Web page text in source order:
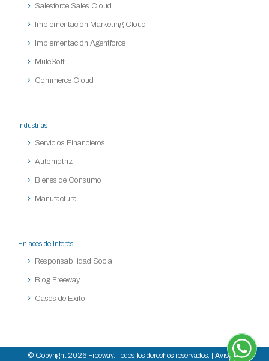
Salesforce Sales Cloud
Implementación Marketing Cloud
Implementación Agentforce
MuleSoft
Commerce Cloud
Industrias
Servicios Financieros
Automotriz
Bienes de Consumo
Manufactura
Enlaces de Interés
Responsabilidad Social
Blog Freeway
Casos de Exito
© Copyright 2026 Freeway. Todos los derechos reservados. | Aviso de